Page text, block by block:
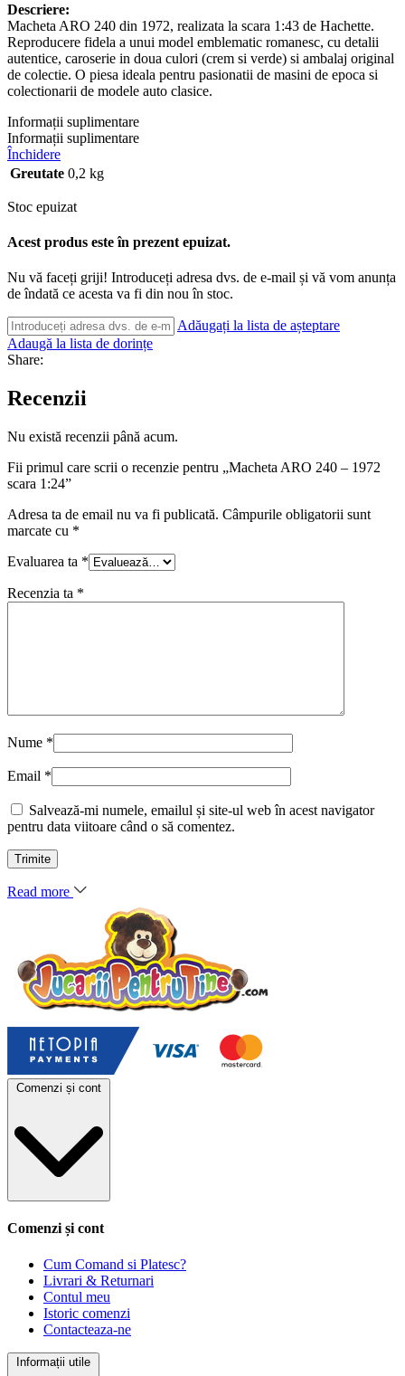
Descriere:
Macheta ARO 240 din 1972, realizata la scara 1:43 de Hachette.
Reproducere fidela a unui model emblematic romanesc, cu detalii
autentice, caroserie in doua culori (crem si verde) si ambalaj original
de colectie. O piesa ideala pentru pasionatii de masini de epoca si
colectionarii de modele auto clasice.
Informații suplimentare
Informații suplimentare
Închidere
Greutate 0,2 kg
Stoc epuizat
Acest produs este în prezent epuizat.
Nu vă faceți griji! Introduceți adresa dvs. de e-mail și vă vom anunța
de îndată ce acesta va fi din nou în stoc.
Adăugați la lista de așteptare
Adaugă la lista de dorințe
Share:
Recenzii
Nu există recenzii până acum.
Fii primul care scrii o recenzie pentru „Macheta ARO 240 – 1972
scara 1:24”
Adresa ta de email nu va fi publicată. Câmpurile obligatorii sunt
marcate cu *
Evaluarea ta *
Recenzia ta *
Nume *
Email *
Salvează-mi numele, emailul și site-ul web în acest navigator
pentru data viitoare când o să comentez.
Read more
Comenzi și cont
Comenzi și cont
Cum Comand si Platesc?
Livrari & Returnari
Contul meu
Istoric comenzi
Contacteaza-ne
Informații utile